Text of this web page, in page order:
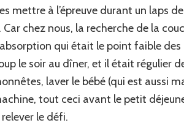
mettre à l’épreuve durant un laps
chez nous, la recherche de la
qui était le point faible des
le soir au dîner, et il était régulier
laver le bébé (qui est aussi
tout ceci avant le petit
le défi.